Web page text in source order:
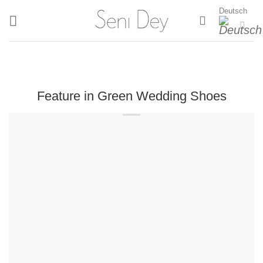
Deutsch
Feature in Green Wedding Shoes